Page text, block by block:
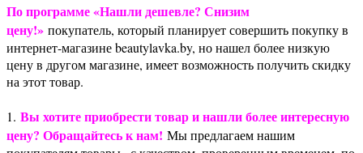
По программе «Нашли дешевле? Снизим
цену!» покупатель, который планирует совершить покупку в
интернет-магазине beautylavka.by, но нашел более низкую
цену в другом магазине, имеет возможность получить скидку
на этот товар.
1. Вы хотите приобрести товар и нашли более интересную
цену? Обращайтесь к нам! Мы предлагаем нашим